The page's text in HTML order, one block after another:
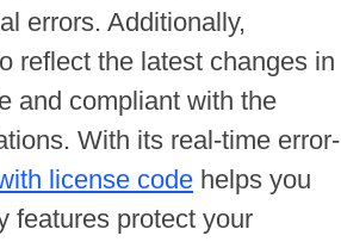
errors. Additionally,
reflect the latest changes in
and compliant with the
With its real-time error-
license code helps you
features protect your